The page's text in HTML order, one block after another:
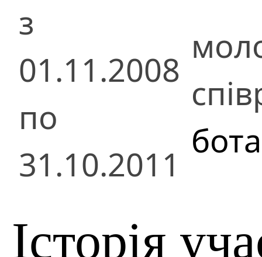
з
01.11.2008
по
31.10.2011
Історія